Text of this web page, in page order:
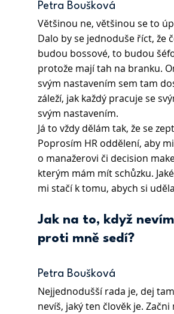
Petra Boušková
Většinou ne, většinou se to
Dalo by se jednoduše říct, že
budou bossové, to budou
protože mají tah na branku.
svým nastavením sem tam
záleží, jak každý pracuje se
svým nastavením.
Já to vždy dělám tak, že se
Poprosím HR oddělení, aby
o manažerovi či decision
kterým mám mít schůzku.
mi stačí k tomu, abych si
Jak na to, když
proti mně sedí?
Petra Boušková
Nejjednodušší rada je, dej
nevíš, jaký ten člověk je.